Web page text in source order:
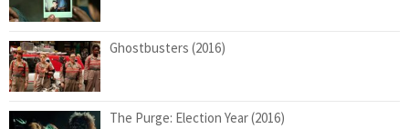
Ghostbusters (2016)
The Purge: Election Year (2016)